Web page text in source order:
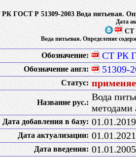
ГОСТ Р 51309-2003 Вода питьевая.
Дата
СТ
Вода питьевая. Определение
Обозначение: СТ РК
Обозначение англ: 51309-
Статус:
Название рус.:
Вода
методами
Дата добавления в базу: 01.01.2019
Дата актуализации: 01.01.2021
Дата введения: 01.01.2005